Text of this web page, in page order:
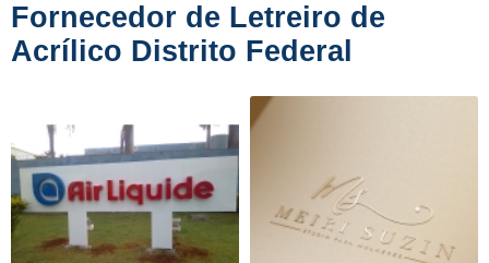
Fornecedor de Letreiro de
Acrílico Distrito Federal